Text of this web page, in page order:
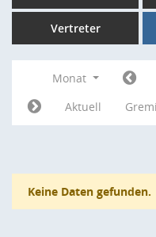
Vertreter
Monat
Aktuell
Keine Daten gefunden.